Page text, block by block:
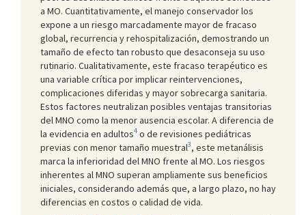
a MO. Cuantitativamente, el manejo conservador los
expone a un riesgo marcadamente mayor de fracaso
global, recurrencia y rehospitalización, demostrando un
tamaño de efecto tan robusto que desaconseja su uso
rutinario. Cualitativamente, este fracaso terapéutico es
una variable crítica por implicar reintervenciones,
complicaciones diferidas y mayor sobrecarga sanitaria.
Estos factores neutralizan posibles ventajas transitorias
del MNO como la menor ausencia escolar. A diferencia de
la evidencia en adultos4 o de revisiones pediátricas
previas con menor tamaño muestral3, este metanálisis
marca la inferioridad del MNO frente al MO. Los riesgos
inherentes al MNO superan ampliamente sus beneficios
iniciales, considerando además que, a largo plazo, no hay
diferencias en costos o calidad de vida.